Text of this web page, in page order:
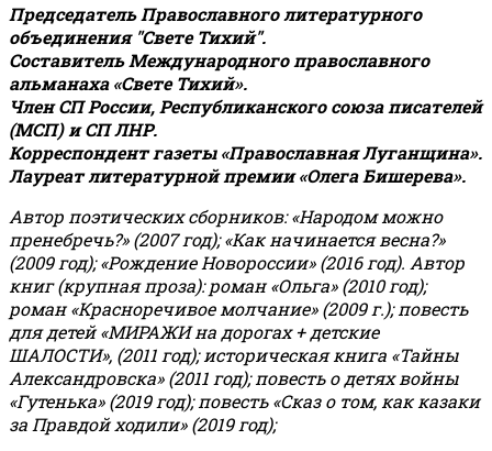
Председатель Православного литературного
объединения "Свете Тихий".
Составитель Международного православного
альманаха «Свете Тихий».
Член СП России, Республиканского союза писателей
(МСП) и СП ЛНР.
Корреспондент газеты «Православная Луганщина».
Лауреат литературной премии «Олега Бишерева».
Автор поэтических сборников: «Народом можно
пренебречь?» (2007 год); «Как начинается весна?»
(2009 год); «Рождение Новороссии» (2016 год). Автор
книг (крупная проза): роман «Ольга» (2010 год);
роман «Красноречивое молчание» (2009 г.); повесть
для детей «МИРАЖИ на дорогах + детские
ШАЛОСТИ», (2011 год); историческая книга «Тайны
Александровска» (2011 год); повесть о детях войны
«Гутенька» (2019 год); повесть «Сказ о том, как казаки
за Правдой ходили» (2019 год);